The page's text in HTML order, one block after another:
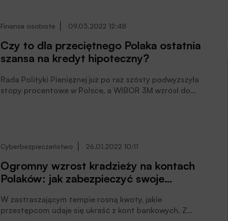
Finanse osobiste 09.03.2022 12:48
Czy to dla przeciętnego Polaka ostatnia
szansa na kredyt hipoteczny?
Rada Polityki Pieniężnej już po raz szósty podwyższyła
stopy procentowe w Polsce, a WIBOR 3M wzrósł do
kwotę kredytu aż o 90 000 zł, w porównaniu z
porównaniu z wrześniem 2021 roku. W rezultacie część
osób może zupełnie stracić zdolność kredytową, ocenia
Jarosław Sadowski.
Cyberbezpieczeństwo 26.01.2022 10:11
Ogromny wzrost kradzieży na kontach
Polaków: jak zabezpieczyć swoje
do oszustwa?
W zastraszającym tempie rosną kwoty, jakie
przestępcom udaje się ukraść z kont bankowych. Z